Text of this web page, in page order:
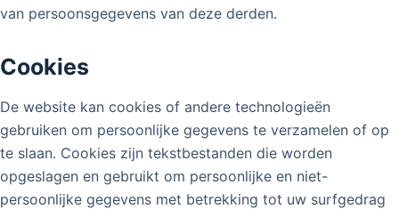
van persoonsgegevens van deze derden.
Cookies
De website kan cookies of andere technologieën
gebruiken om persoonlijke gegevens te verzamelen of op
te slaan. Cookies zijn tekstbestanden die worden
opgeslagen en gebruikt om persoonlijke en niet-
persoonlijke gegevens met betrekking tot uw surfgedrag